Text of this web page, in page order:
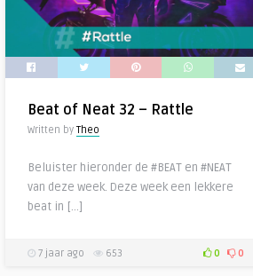
Beat of Neat 32 – Rattle
Written by Theo
Beluister hieronder de #BEAT en #NEAT
van deze week. Deze week een lekkere
beat in […]
7 jaar ago 653 0 0